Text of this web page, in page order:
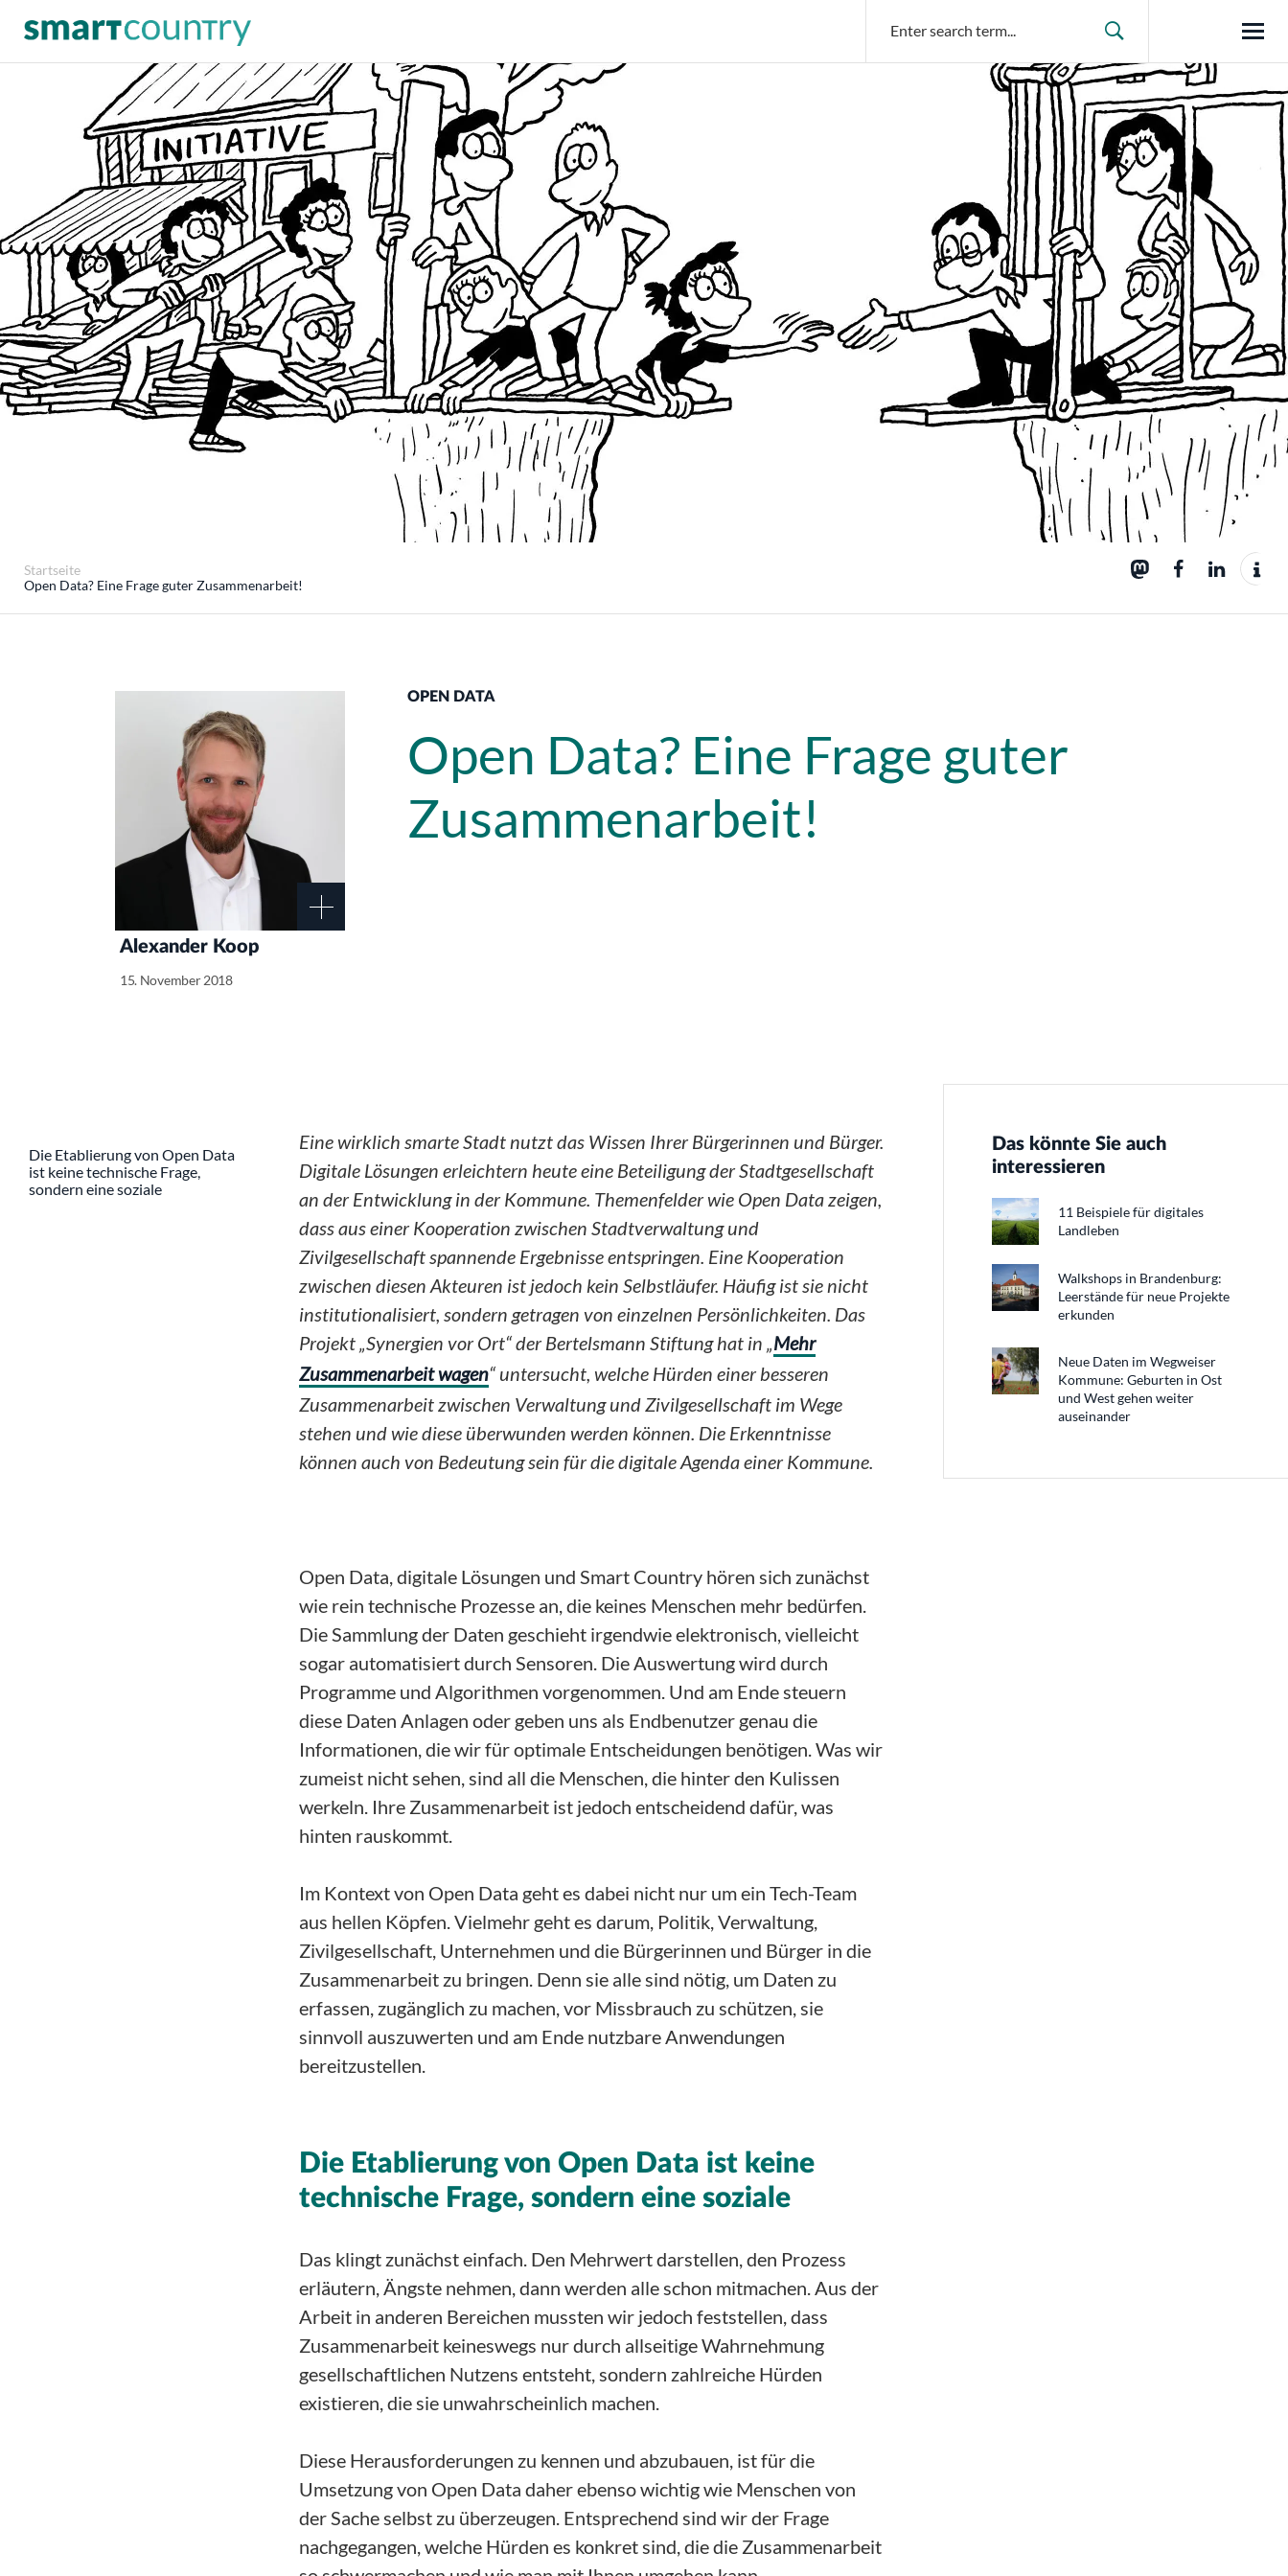
Startseite
Open Data? Eine Frage guter Zusammenarbeit!
Alexander Koop
15. November 2018
OPEN DATA
Open Data? Eine Frage guter
Zusammenarbeit!
Die Etablierung von Open Data
ist keine technische Frage,
sondern eine soziale
Eine wirklich smarte Stadt nutzt das Wissen Ihrer Bürgerinnen und Bürger.
Digitale Lösungen erleichtern heute eine Beteiligung der Stadtgesellschaft
an der Entwicklung in der Kommune. Themenfelder wie Open Data zeigen,
dass aus einer Kooperation zwischen Stadtverwaltung und
Zivilgesellschaft spannende Ergebnisse entspringen. Eine Kooperation
zwischen diesen Akteuren ist jedoch kein Selbstläufer. Häufig ist sie nicht
institutionalisiert, sondern getragen von einzelnen Persönlichkeiten. Das
Projekt „Synergien vor Ort“ der Bertelsmann Stiftung hat in „Mehr
Zusammenarbeit wagen“ untersucht, welche Hürden einer besseren
Zusammenarbeit zwischen Verwaltung und Zivilgesellschaft im Wege
stehen und wie diese überwunden werden können. Die Erkenntnisse
können auch von Bedeutung sein für die digitale Agenda einer Kommune.
Open Data, digitale Lösungen und Smart Country hören sich zunächst
wie rein technische Prozesse an, die keines Menschen mehr bedürfen.
Die Sammlung der Daten geschieht irgendwie elektronisch, vielleicht
sogar automatisiert durch Sensoren. Die Auswertung wird durch
Programme und Algorithmen vorgenommen. Und am Ende steuern
diese Daten Anlagen oder geben uns als Endbenutzer genau die
Informationen, die wir für optimale Entscheidungen benötigen. Was wir
zumeist nicht sehen, sind all die Menschen, die hinter den Kulissen
werkeln. Ihre Zusammenarbeit ist jedoch entscheidend dafür, was
hinten rauskommt.
Im Kontext von Open Data geht es dabei nicht nur um ein Tech-Team
aus hellen Köpfen. Vielmehr geht es darum, Politik, Verwaltung,
Zivilgesellschaft, Unternehmen und die Bürgerinnen und Bürger in die
Zusammenarbeit zu bringen. Denn sie alle sind nötig, um Daten zu
erfassen, zugänglich zu machen, vor Missbrauch zu schützen, sie
sinnvoll auszuwerten und am Ende nutzbare Anwendungen
bereitzustellen.
Die Etablierung von Open Data ist keine
technische Frage, sondern eine soziale
Das klingt zunächst einfach. Den Mehrwert darstellen, den Prozess
erläutern, Ängste nehmen, dann werden alle schon mitmachen. Aus der
Arbeit in anderen Bereichen mussten wir jedoch feststellen, dass
Zusammenarbeit keineswegs nur durch allseitige Wahrnehmung
gesellschaftlichen Nutzens entsteht, sondern zahlreiche Hürden
existieren, die sie unwahrscheinlich machen.
Diese Herausforderungen zu kennen und abzubauen, ist für die
Umsetzung von Open Data daher ebenso wichtig wie Menschen von
der Sache selbst zu überzeugen. Entsprechend sind wir der Frage
nachgegangen, welche Hürden es konkret sind, die die Zusammenarbeit
Das könnte Sie auch
interessieren
11 Beispiele für digitales
Landleben
Walkshops in Brandenburg:
Leerstände für neue Projekte
erkunden
Neue Daten im Wegweiser
Kommune: Geburten in Ost
und West gehen weiter
auseinander